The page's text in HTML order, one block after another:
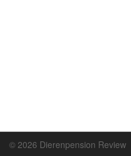
© 2026 Dierenpension Review